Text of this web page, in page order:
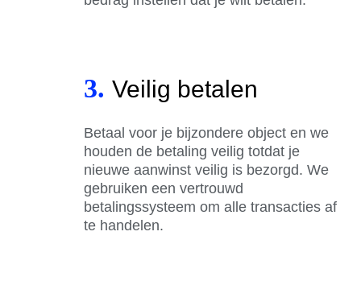
3. Veilig betalen
Betaal voor je bijzondere object en we
houden de betaling veilig totdat je
nieuwe aanwinst veilig is bezorgd. We
gebruiken een vertrouwd
betalingssysteem om alle transacties af
te handelen.